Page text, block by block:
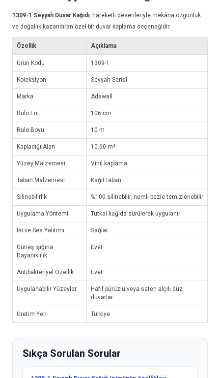
1309-1 Seyyah Duvar Kağıdı , hareketli desenleriyle mekâna özgünlük
ve doğallık kazandıran özel bir duvar kaplama seçeneğidir.
Özellik Açıklama
Ürün Kodu 1309-1
Koleksiyon Seyyah Serisi
Marka Adawall
Rulo Eni 106 cm
Rulo Boyu 10 m
Kapladığı Alan 10.60 m²
Yüzey Malzemesi Vinil kaplama
Taban Malzemesi Kağıt taban
Silinebilirlik %100 silinebilir, nemli bezle temizlenebilir
Uygulama Yöntemi Tutkal kağıda sürülerek uygulanır
Isı ve Ses Yalıtımı Sağlar
Güneş Işığına
Dayanıklılık
Evet
Antibakteriyel Özellik Evet
Uygulanabilir Yüzeyler
Hafif pürüzlü veya saten alçılı düz
duvarlar
Üretim Yeri Türkiye
Sıkça Sorulan Sorular